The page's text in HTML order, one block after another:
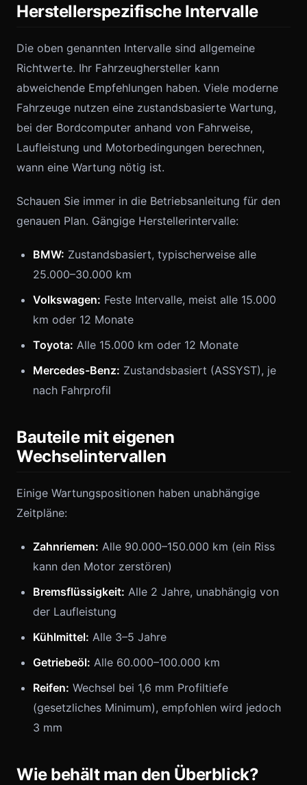
Herstellerspezifische Intervalle
Die oben genannten Intervalle sind allgemeine
Richtwerte. Ihr Fahrzeughersteller kann
abweichende Empfehlungen haben. Viele moderne
Fahrzeuge nutzen eine zustandsbasierte Wartung,
bei der Bordcomputer anhand von Fahrweise,
Laufleistung und Motorbedingungen berechnen,
wann eine Wartung nötig ist.
Schauen Sie immer in die Betriebsanleitung für den
genauen Plan. Gängige Herstellerintervalle:
BMW: Zustandsbasiert, typischerweise alle
25.000–30.000 km
Volkswagen: Feste Intervalle, meist alle 15.000
km oder 12 Monate
Toyota: Alle 15.000 km oder 12 Monate
Mercedes-Benz: Zustandsbasiert (ASSYST), je
nach Fahrprofil
Bauteile mit eigenen
Wechselintervallen
Einige Wartungspositionen haben unabhängige
Zeitpläne:
Zahnriemen: Alle 90.000–150.000 km (ein Riss
kann den Motor zerstören)
Bremsflüssigkeit: Alle 2 Jahre, unabhängig von
der Laufleistung
Kühlmittel: Alle 3–5 Jahre
Getriebeöl: Alle 60.000–100.000 km
Reifen: Wechsel bei 1,6 mm Profiltiefe
(gesetzliches Minimum), empfohlen wird jedoch
3 mm
Wie behält man den Überblick?